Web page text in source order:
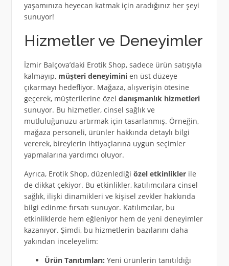
yaşamınıza heyecan katmak için aradığınız her şeyi
sunuyor!
Hizmetler ve Deneyimler
İzmir Balçova’daki Erotik Shop, sadece ürün satışıyla
kalmayıp, müşteri deneyiminien üst düzeye
çıkarmayı hedefliyor. Mağaza, alışverişin ötesine
geçerek, müşterilerine özel danışmanlık hizmetleri
sunuyor. Bu hizmetler, cinsel sağlık ve
mutluluğunuzu artırmak için tasarlanmış. Örneğin,
mağaza personeli, ürünler hakkında detaylı bilgi
vererek, bireylerin ihtiyaçlarına uygun seçimler
yapmalarına yardımcı oluyor.
Ayrıca, Erotik Shop, düzenlediği özel etkinliklerile
de dikkat çekiyor. Bu etkinlikler, katılımcılara cinsel
sağlık, ilişki dinamikleri ve kişisel zevkler hakkında
bilgi edinme fırsatı sunuyor. Katılımcılar, bu
etkinliklerde hem eğleniyor hem de yeni deneyimler
kazanıyor. Şimdi, bu hizmetlerin bazılarını daha
yakından inceleyelim:
Ürün Tanıtımları: Yeni ürünlerin tanıtıldığı